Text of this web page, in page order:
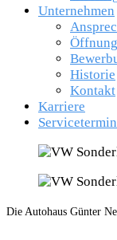
Unternehmen
Historie
Kontakt
Karriere
Die Autohaus Günter